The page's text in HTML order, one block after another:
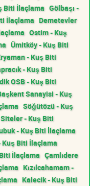
Biti İlaçlama Gölbaşı -
İlaçlama Demetevler
Ostim - Kuş
Ümitköy - Kuş Biti
- Kuş Biti
- Kuş Biti
OSB - Kuş Biti
Sanayisi - Kuş
Söğütözü - Kuş
Siteler - Kuş Biti
- Kuş Biti İlaçlama
Kuş Biti İlaçlama
İlaçlama Çamlıdere
Kızılcahamam -
Kalecik - Kuş Biti